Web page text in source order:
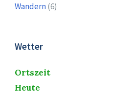
Wandern(6)
Wetter
Ortszeit
Heute